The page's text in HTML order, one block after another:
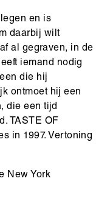
en is
daarbij wilt
al gegraven, in de
iemand nodig
die hij
ontmoet hij een
die een tijd
TASTE OF
in 1997. Vertoning
New York